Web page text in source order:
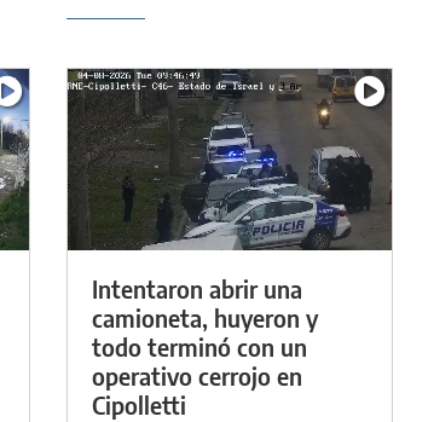
Intentaron abrir una
camioneta, huyeron y
todo terminó con un
operativo cerrojo en
Cipolletti